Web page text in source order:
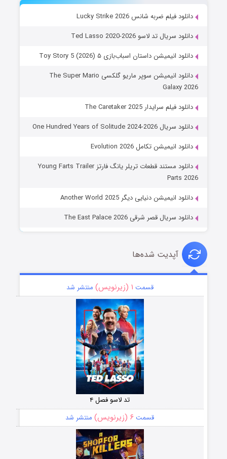
دانلود فیلم ضربه شانس Lucky Strike 2026
دانلود سریال تد لاسو Ted Lasso 2020-2026
دانلود انیمیشن داستان اسباب‌بازی ۵ Toy Story 5 (2026)
دانلود انیمیشن سوپر ماریو گلکسی The Super Mario
Galaxy 2026
دانلود فیلم سرایدار The Caretaker 2025
دانلود سریال One Hundred Years of Solitude 2024-2026
دانلود انیمیشن تکامل Evolution 2026
دانلود مستند قطعات تریلر یانگ فارتز Young Farts Trailer
Parts 2026
دانلود انیمیشن دنیایی دیگر Another World 2025
دانلود سریال قصر شرقی The East Palace 2026
آپدیت شده‌ها
قسمت ۱ (زیرنویس) منتشر شد
تد لاسو فصل ۴
قسمت ۶ (زیرنویس) منتشر شد